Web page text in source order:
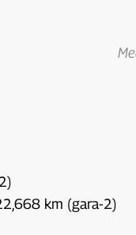
km (gara-2)